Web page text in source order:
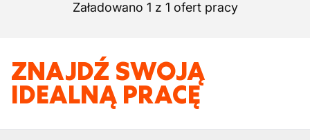
Załadowano 1 z 1 ofert pracy
ZNAJDŹ SWOJĄ
IDEALNĄ PRACĘ